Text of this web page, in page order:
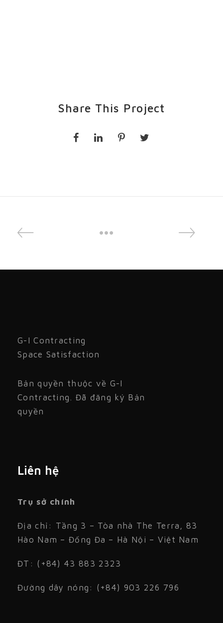
Share This Project
G-I Contracting
Space Satisfaction
Bản quyền thuộc về G-I
Contracting. Đã đăng ký Bản
quyền
Liên hệ
Trụ sở chính
Địa chỉ: Tầng 3 – Tòa nhà The Terra, 83
Hào Nam – Đống Đa – Hà Nội – Việt Nam
ĐT: (+84) 43 883 2323
Đường dây nóng: (+84) 903 226 796